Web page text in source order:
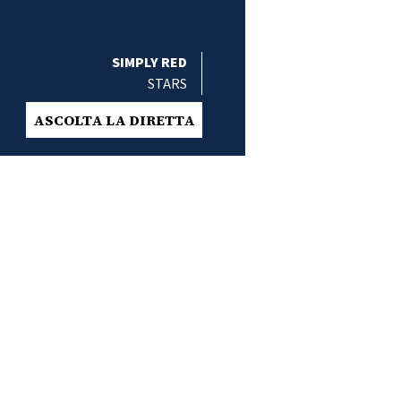
SIMPLY RED
STARS
ASCOLTA LA DIRETTA